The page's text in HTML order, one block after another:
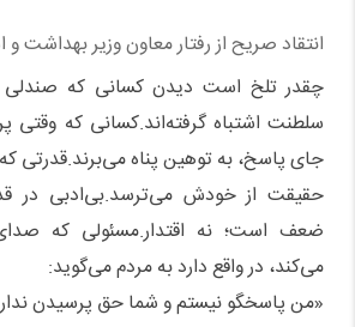
انتقاد صریح از رفتار معاون وزیر بهداشت و
چقدر تلخ است دیدن کسانی که صندلی
سلطنت اشتباه گرفته‌اند.کسانی که
جای پاسخ، به توهین پناه می‌برند.قدرتی
حقیقت از خودش می‌ترسد.بی‌ادبی در
ضعف است؛ نه اقتدار.مسئولی که صدای
می‌کند، در واقع دارد به مردم می‌گوید:
«من پاسخگو نیستم و شما حق پرسیدن